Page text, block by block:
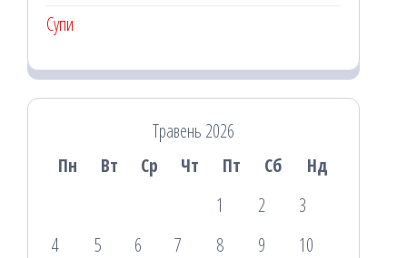
Супи
Травень 2026
Пн
Вт Ср Чт Пт Сб
Нд
1
2
3
4
5 6 7 8 9
10